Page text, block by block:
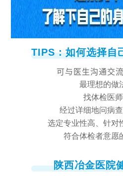
TIPS：如何选择自
可与医生沟通交
最理想的做
找体检医
经过详细地问病
选定专业性高、针对
符合体检者意愿
陕西冶金医院